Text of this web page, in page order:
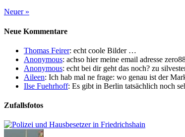
Neuer »
Neue Kommentare
Thomas Feirer: echt coole Bilder …
Anonymous: achso hier meine email adresse
Anonymous: echt bei dir geht das noch? zu
Aileen: Ich hab mal ne frage: wo genau ist der
Ilse Fuehrhoff: Es gibt in Berlin tatsächlich noch
Zufallsfotos